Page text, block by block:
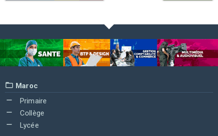
Maroc
Primaire
Collège
Lycée